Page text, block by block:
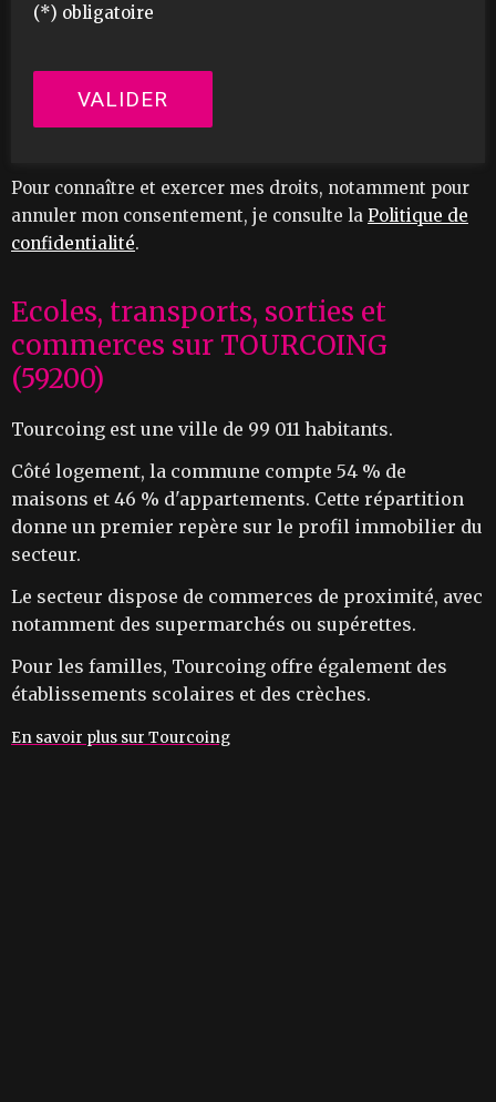
(*) obligatoire
Pour connaître et exercer mes droits, notamment pour
annuler mon consentement, je consulte la Politique de
confidentialité.
Ecoles, transports, sorties et
commerces sur TOURCOING
(59200)
Tourcoing est une ville de 99 011 habitants.
Côté logement, la commune compte 54 % de
maisons et 46 % d'appartements. Cette répartition
donne un premier repère sur le profil immobilier du
secteur.
Le secteur dispose de commerces de proximité, avec
notamment des supermarchés ou supérettes.
Pour les familles, Tourcoing offre également des
établissements scolaires et des crèches.
En savoir plus sur Tourcoing